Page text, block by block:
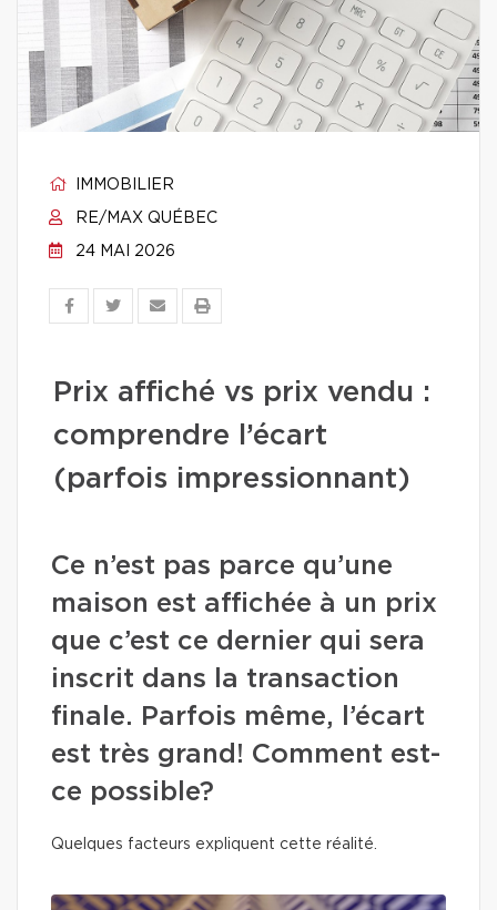
IMMOBILIER
RE/MAX QUÉBEC
24 MAI 2026
Prix affiché vs prix vendu :
comprendre l’écart
(parfois impressionnant)
Ce n’est pas parce qu’une
maison est affichée à un prix
que c’est ce dernier qui sera
inscrit dans la transaction
finale. Parfois même, l’écart
est très grand! Comment est-
ce possible?
Quelques facteurs expliquent cette réalité.